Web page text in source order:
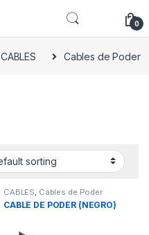
0
CABLES Cables de Poder
CABLES, Cables de Poder
CABLE DE PODER (NEGRO)